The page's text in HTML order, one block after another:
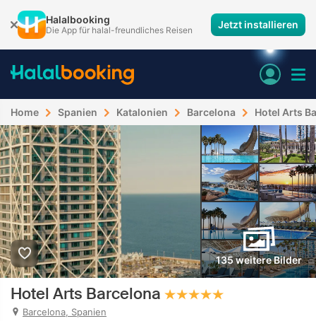
Halalbooking
Die App für halal-freundliches Reisen Jetzt installieren
Home Spanien Katalonien Barcelona Hotel Arts
135 weitere Bilder
Hotel Arts Barcelona
Barcelona, Spanien